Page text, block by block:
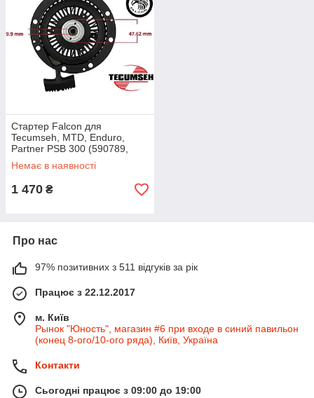
Стартер Falcon для
Tecumseh, MTD, Enduro,
Partner PSB 300 (590789,
590733, 590749, 590749A
590704 590748 590788 для
Немає в наявності
1 470 ₴
Про нас
97% позитивних з 511 відгуків за рік
Працює з 22.12.2017
м. Київ
Рынок "Юность", магазин #6 при входе в синий павильон
(конец 8-ого/10-ого ряда), Київ, Україна
Контакти
Сьогодні працює з 09:00 до 19:00